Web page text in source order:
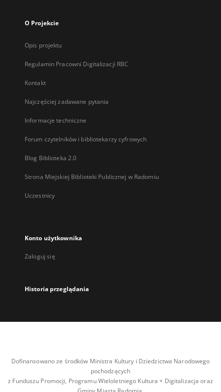
O Projekcie
Opis projektu
Regulamin Pracowni Digitalizacji RBC
Kontakt
Najczęściej zadawane pytania
Informacje techniczne
Forum czytelników i bibliotekarzy cyfrowych
Blog Biblioteka 2.0
Strona Miejskiej Biblioteki Publicznej w Radomiu
Uczestnicy
Konto użytkownika
Zaloguj się
Historia przeglądania
Dofinansowano ze środków Ministra Kultury i Dziedzictwa Narodowego
pochodzących
z Funduszu Promocji, Programu Wieloletniego Kultura + Digitalizacja oraz